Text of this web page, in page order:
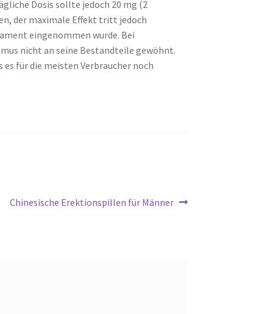
Dosis sollte jedoch 20 mg (2
der maximale Effekt tritt jedoch
eingenommen wurde. Bei
nicht an seine Bestandteile gewöhnt.
für die meisten Verbraucher noch
Nächster
Chinesische Erektionspillen für Männer